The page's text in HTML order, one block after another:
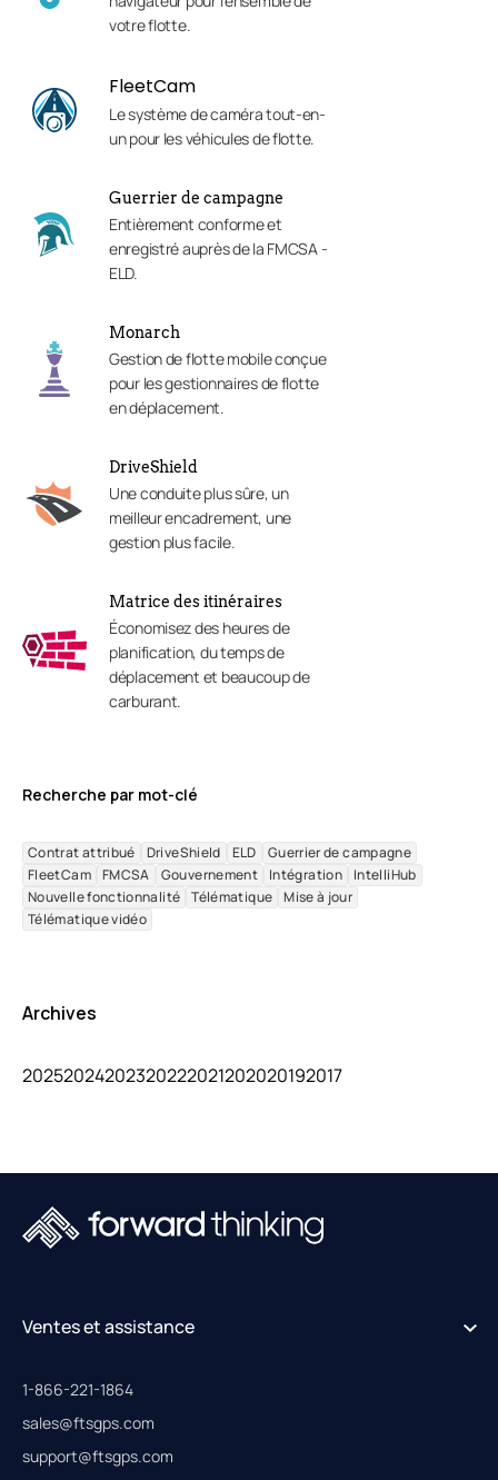
votre flotte.
FleetCam
Le système de caméra tout-en-
un pour les véhicules de flotte.
Guerrier de campagne
Entièrement conforme et
enregistré auprès de la FMCSA -
ELD.
Monarch
Gestion de flotte mobile conçue
pour les gestionnaires de flotte
en déplacement.
DriveShield
Une conduite plus sûre, un
meilleur encadrement, une
gestion plus facile.
Matrice des itinéraires
Économisez des heures de
planification, du temps de
déplacement et beaucoup de
carburant.
Recherche par mot-clé
Contrat attribué DriveShield ELD
Guerrier de campagne
FleetCam FMCSA Gouvernement Intégration
IntelliHub
Nouvelle fonctionnalité
Télématique
Mise à jour
Télématique vidéo
Archives
20252024202320222021202020192017
Ventes et assistance
1-866-221-1864
sales@ftsgps.com
support@ftsgps.com